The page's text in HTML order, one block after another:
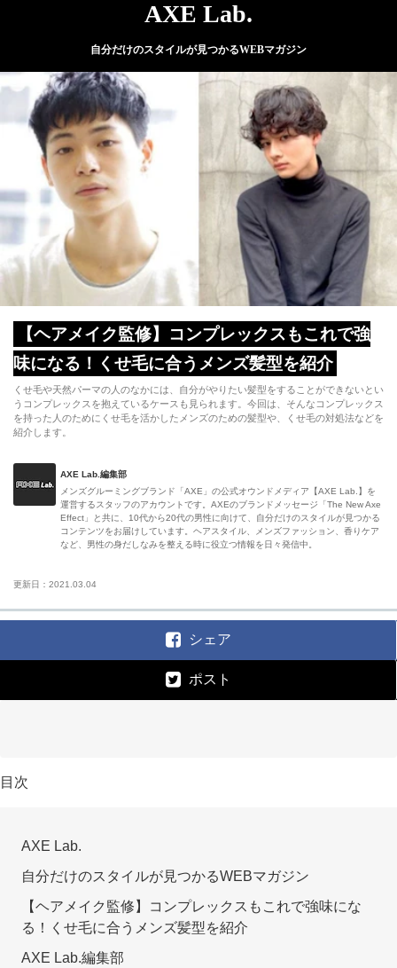
AXE Lab.
自分だけのスタイルが見つかるWEBマガジン
【ヘアメイク監修】コンプレックスもこれで強
味になる！くせ毛に合うメンズ髪型を紹介
くせ毛や天然パーマの人のなかには、自分がやりたい髪型をすることができないとい
うコンプレックスを抱えているケースも見られます。今回は、そんなコンプレックス
を持った人のためにくせ毛を活かしたメンズのための髪型や、くせ毛の対処法などを
紹介します。
AXE Lab.編集部
メンズグルーミングブランド「AXE」の公式オウンドメディア【AXE Lab.】を
運営するスタッフのアカウントです。AXEのブランドメッセージ「The New Axe
Effect」と共に、10代から20代の男性に向けて、自分だけのスタイルが見つかる
コンテンツをお届けしています。ヘアスタイル、メンズファッション、香りケア
など、男性の身だしなみを整える時に役立つ情報を日々発信中。
更新日：2021.03.04
シェア
ポスト
目次
AXE Lab.
自分だけのスタイルが見つかるWEBマガジン
【ヘアメイク監修】コンプレックスもこれで強味にな
る！くせ毛に合うメンズ髪型を紹介
AXE Lab.編集部